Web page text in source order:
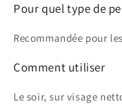
Pour quel type de
Recommandée pour
Comment utiliser
Le soir, sur visage